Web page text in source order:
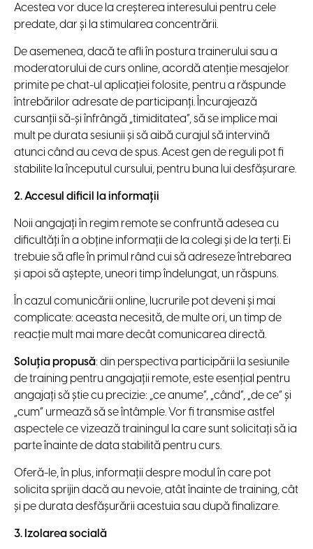
Acestea vor duce la creșterea interesului pentru cele
predate, dar și la stimularea concentrării.
De asemenea, dacă te afli în postura trainerului sau a
moderatorului de curs online, acordă atenție mesajelor
primite pe chat-ul aplicației folosite, pentru a răspunde
întrebărilor adresate de participanți. Încurajează
cursanții să-și înfrângă „timiditatea”, să se implice mai
mult pe durata sesiunii și să aibă curajul să intervină
atunci când au ceva de spus. Acest gen de reguli pot fi
stabilite la începutul cursului, pentru buna lui desfășurare.
2. Accesul dificil la informații
Noii angajați în regim remote se confruntă adesea cu
dificultăți în a obține informații de la colegi și de la terți. Ei
trebuie să afle în primul rând cui să adreseze întrebarea
și apoi să aștepte, uneori timp îndelungat, un răspuns.
În cazul comunicării online, lucrurile pot deveni și mai
complicate: aceasta necesită, de multe ori, un timp de
reacție mult mai mare decât comunicarea directă.
Soluția propusă: din perspectiva participării la sesiunile
de training pentru angajații remote, este esențial pentru
angajați să știe cu precizie: „ce anume”, „când”, „de ce” și
„cum” urmează să se întâmple. Vor fi transmise astfel
aspectele ce vizează trainingul la care sunt solicitați să ia
parte înainte de data stabilită pentru curs.
Oferă-le, în plus, informații despre modul în care pot
solicita sprijin dacă au nevoie, atât înainte de training, cât
și pe durata desfășurării acestuia sau după finalizare.
3. Izolarea socială